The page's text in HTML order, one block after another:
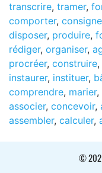
transcrire, tramer,
comporter,
disposer, produire,
rédiger, organiser,
procréer, construire,
instaurer, instituer,
comprendre, marier,
associer, concevoir,
assembler, calculer,
©